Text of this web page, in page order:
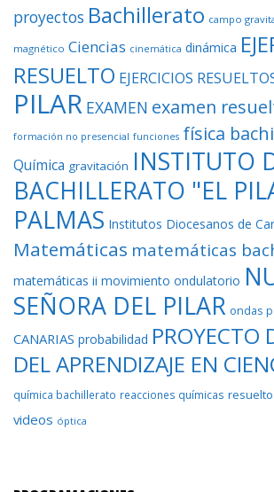
proyectos Bachillerato campo
magnético Ciencias cinemática dinámica
RESUELTO EJERCICIOS
PILAR EXAMEN examen
formación no presencial funciones física
Química gravitación INSTITUTO
BACHILLERATO "EL
PALMAS Institutos Diocesanos de
Matemáticas matemáticas
matemáticas ii movimiento ondulatorio
SEÑORA DEL PILAR ondas
CANARIAS probabilidad PROYECTO
DEL APRENDIZAJE EN
química bachillerato reacciones químicas resuelto
videos óptica